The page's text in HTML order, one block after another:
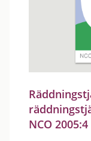
NCO 2005:4